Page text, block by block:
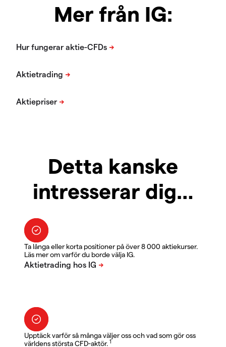
Mer från IG:
Detta kanske
intresserar dig…
Ta långa eller korta positioner på över 8 000 aktiekurser.
Läs mer om varför du borde välja IG.
Upptäck varför så många väljer oss och vad som gör oss
världens största CFD-aktör. 1